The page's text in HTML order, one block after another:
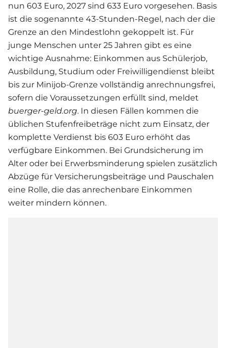
nun 603 Euro, 2027 sind 633 Euro vorgesehen. Basis
ist die sogenannte 43-Stunden-Regel, nach der die
Grenze an den Mindestlohn gekoppelt ist. Für
junge Menschen unter 25 Jahren gibt es eine
wichtige Ausnahme: Einkommen aus Schülerjob,
Ausbildung, Studium oder Freiwilligendienst bleibt
bis zur Minijob-Grenze vollständig anrechnungsfrei,
sofern die Voraussetzungen erfüllt sind, meldet
buerger-geld.org. In diesen Fällen kommen die
üblichen Stufenfreibeträge nicht zum Einsatz, der
komplette Verdienst bis 603 Euro erhöht das
verfügbare Einkommen. Bei Grundsicherung im
Alter oder bei Erwerbsminderung spielen zusätzlich
Abzüge für Versicherungsbeiträge und Pauschalen
eine Rolle, die das anrechenbare Einkommen
weiter mindern können.